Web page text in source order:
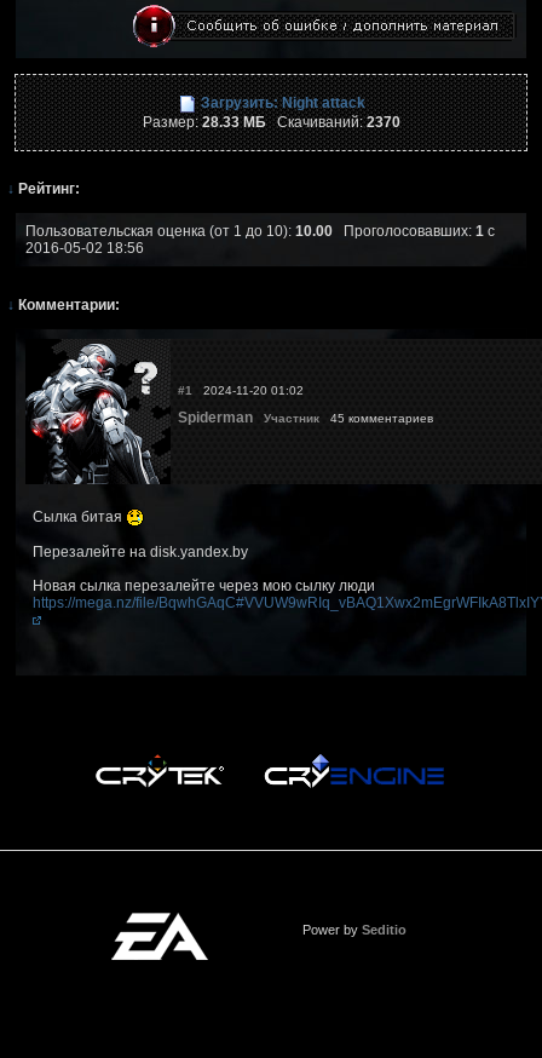
Загрузить: Night attack
Размер:28.33 МБСкачиваний:2370
↓ Рейтинг:
Пользовательская оценка (от 1 до 10): 10.00 Проголосовавших: 1 с
2016-05-02 18:56
↓ Комментарии:
#1 2024-11-20 01:02
Spiderman Участник 45 комментариев
Сылка битая
Перезалейте на disk.yandex.by
Новая сылка перезалейте через мою сылку люди
https://mega.nz/file/
Power by Seditio